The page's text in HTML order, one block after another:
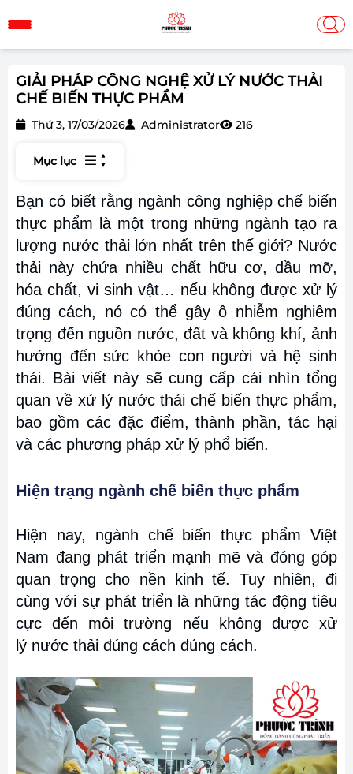
GIẢI PHÁP CÔNG NGHỆ XỬ LÝ NƯỚC THẢI
CHẾ BIẾN THỰC PHẨM
Thứ 3, 17/03/2026 Administrator 216
Mục lục
Bạn có biết rằng ngành công nghiệp chế biến
thực phẩm là một trong những ngành tạo ra
lượng nước thải lớn nhất trên thế giới? Nước
thải này chứa nhiều chất hữu cơ, dầu mỡ,
hóa chất, vi sinh vật… nếu không được xử lý
đúng cách, nó có thể gây ô nhiễm nghiêm
trọng đến nguồn nước, đất và không khí, ảnh
hưởng đến sức khỏe con người và hệ sinh
thái. Bài viết này sẽ cung cấp cái nhìn tổng
quan về xử lý nước thải chế biến thực phẩm,
bao gồm các đặc điểm, thành phần, tác hại
và các phương pháp xử lý phổ biến.
Hiện trạng ngành chế biến thực phẩm
Hiện nay, ngành chế biến thực phẩm Việt
Nam đang phát triển mạnh mẽ và đóng góp
quan trọng cho nền kinh tế. Tuy nhiên, đi
cùng với sự phát triển là những tác động tiêu
cực đến môi trường nếu không được xử
lý nước thải đúng cách đúng cách.